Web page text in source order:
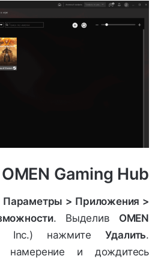
Gaming Hub
Параметры > Приложения >
. Выделив OMEN
Inc.) нажмите Удалить.
намерение и дождитесь